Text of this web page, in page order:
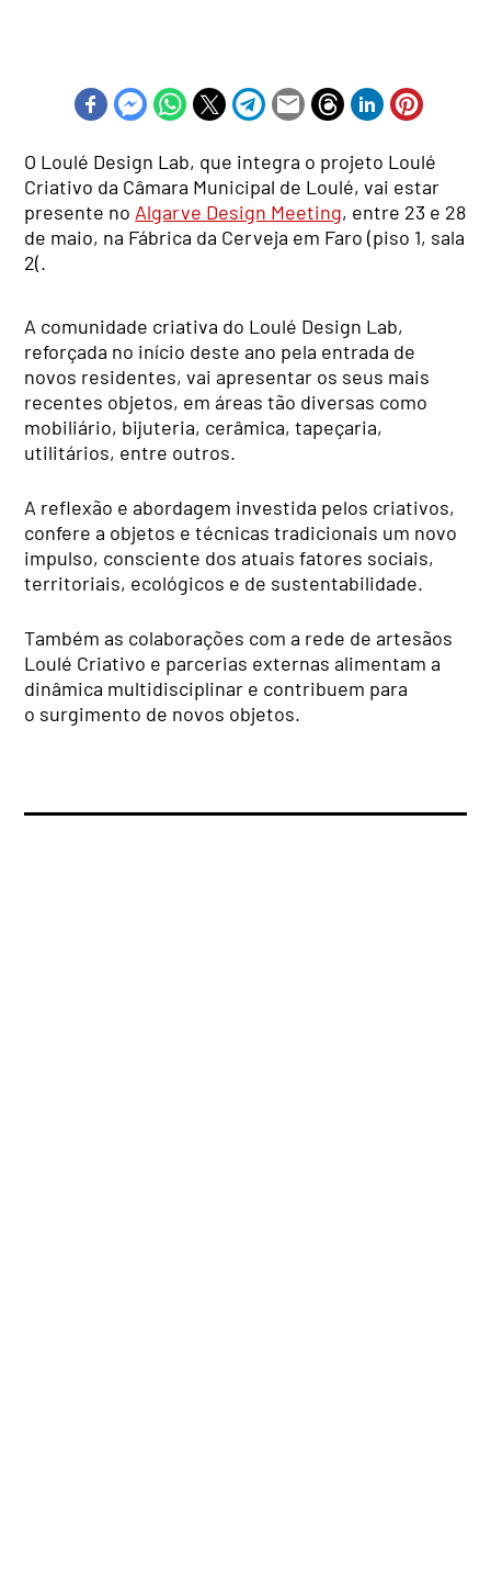
O Loulé Design Lab, que integra o projeto Loulé
Criativo da Câmara Municipal de Loulé, vai estar
presente no Algarve Design Meeting, entre 23 e 28
de maio, na Fábrica da Cerveja em Faro (piso 1, sala
2(.
A comunidade criativa do Loulé Design Lab,
reforçada no início deste ano pela entrada de
novos residentes, vai apresentar os seus mais
recentes objetos, em áreas tão diversas como
mobiliário, bijuteria, cerâmica, tapeçaria,
utilitários, entre outros.
A reflexão e abordagem investida pelos criativos,
confere a objetos e técnicas tradicionais um novo
impulso, consciente dos atuais fatores sociais,
territoriais, ecológicos e de sustentabilidade.
Também as colaborações com a rede de artesãos
Loulé Criativo e parcerias externas alimentam a
dinâmica multidisciplinar e contribuem para
o surgimento de novos objetos.